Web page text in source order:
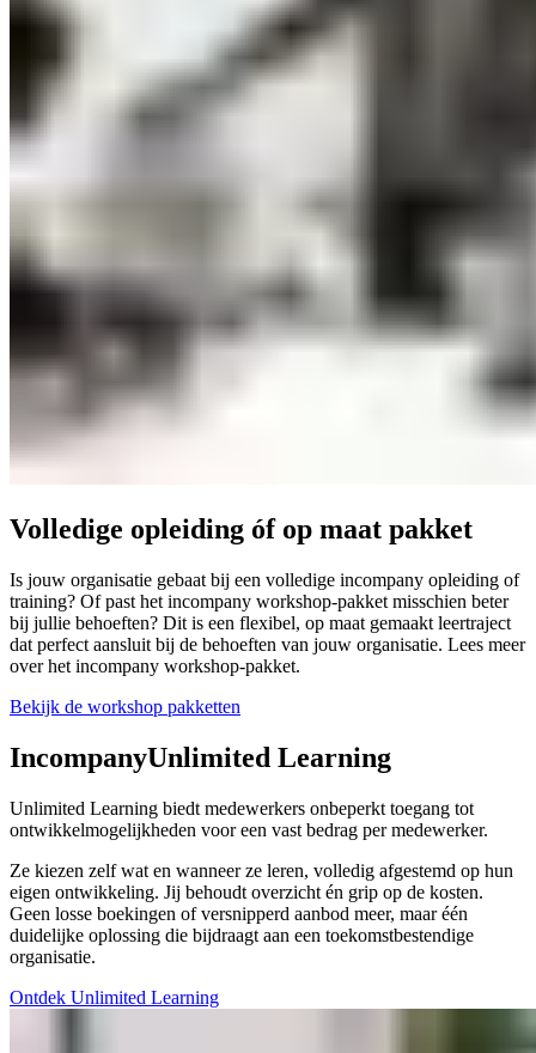
Volledige opleiding óf op maat pakket
Is jouw organisatie gebaat bij een volledige incompany opleiding of
training? Of past het incompany workshop-pakket misschien beter
bij jullie behoeften? Dit is een flexibel, op maat gemaakt leertraject
dat perfect aansluit bij de behoeften van jouw organisatie. Lees meer
over het incompany workshop-pakket.
Bekijk de workshop pakketten
IncompanyUnlimited Learning
Unlimited Learning biedt medewerkers onbeperkt toegang tot
ontwikkelmogelijkheden voor een vast bedrag per medewerker.
Ze kiezen zelf wat en wanneer ze leren, volledig afgestemd op hun
eigen ontwikkeling. Jij behoudt overzicht én grip op de kosten.
Geen losse boekingen of versnipperd aanbod meer, maar één
duidelijke oplossing die bijdraagt aan een toekomstbestendige
organisatie.
Ontdek Unlimited Learning